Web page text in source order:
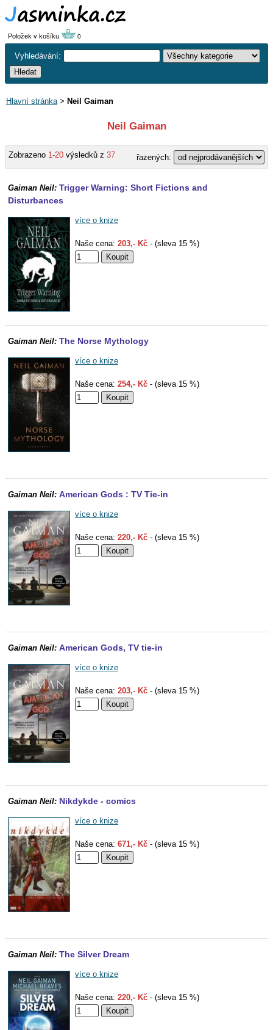
Položek v košíku 0
Vyhledávání:
Hlavní stránka> Neil Gaiman
Neil Gaiman
Zobrazeno 1-20 výsledků z 37 řazených:
Gaiman Neil: Trigger Warning: Short Fictions and
Disturbances
více o knize
Naše cena: 203,- Kč - (sleva 15 %)
Gaiman Neil: The Norse Mythology
více o knize
Naše cena: 254,- Kč - (sleva 15 %)
Gaiman Neil: American Gods : TV Tie-in
více o knize
Naše cena: 220,- Kč - (sleva 15 %)
Gaiman Neil: American Gods, TV tie-in
více o knize
Naše cena: 203,- Kč - (sleva 15 %)
Gaiman Neil: Nikdykde - comics
více o knize
Naše cena: 671,- Kč - (sleva 15 %)
Gaiman Neil: The Silver Dream
více o knize
Naše cena: 220,- Kč - (sleva 15 %)